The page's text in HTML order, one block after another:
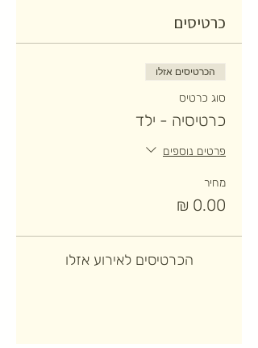
כרטיסים
הכרטיסים אזלו
סוג כרטיס
כרטיסיה - ילד
פרטים נוספים
מחיר
הכרטיסים לאירוע אזלו